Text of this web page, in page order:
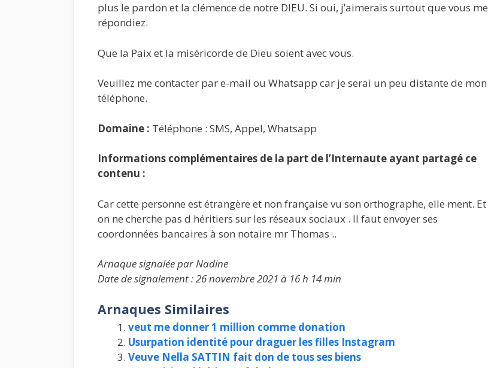
plus le pardon et la clémence de notre DIEU. Si oui, j’aimerais surtout que vous me
répondiez.
Que la Paix et la miséricorde de Dieu soient avec vous.
Veuillez me contacter par e-mail ou Whatsapp car je serai un peu distante de mon
téléphone.
Domaine : Téléphone : SMS, Appel, Whatsapp
Informations complémentaires de la part de l’Internaute ayant partagé ce
contenu :
Car cette personne est étrangère et non française vu son orthographe, elle ment. Et
on ne cherche pas d héritiers sur les réseaux sociaux . Il faut envoyer ses
coordonnées bancaires à son notaire mr Thomas ..
Arnaque signalée par Nadine
Date de signalement : 26 novembre 2021 à 16 h 14 min
Arnaques Similaires
veut me donner 1 million comme donation
Usurpation identité pour draguer les filles Instagram
Veuve Nella SATTIN fait don de tous ses biens